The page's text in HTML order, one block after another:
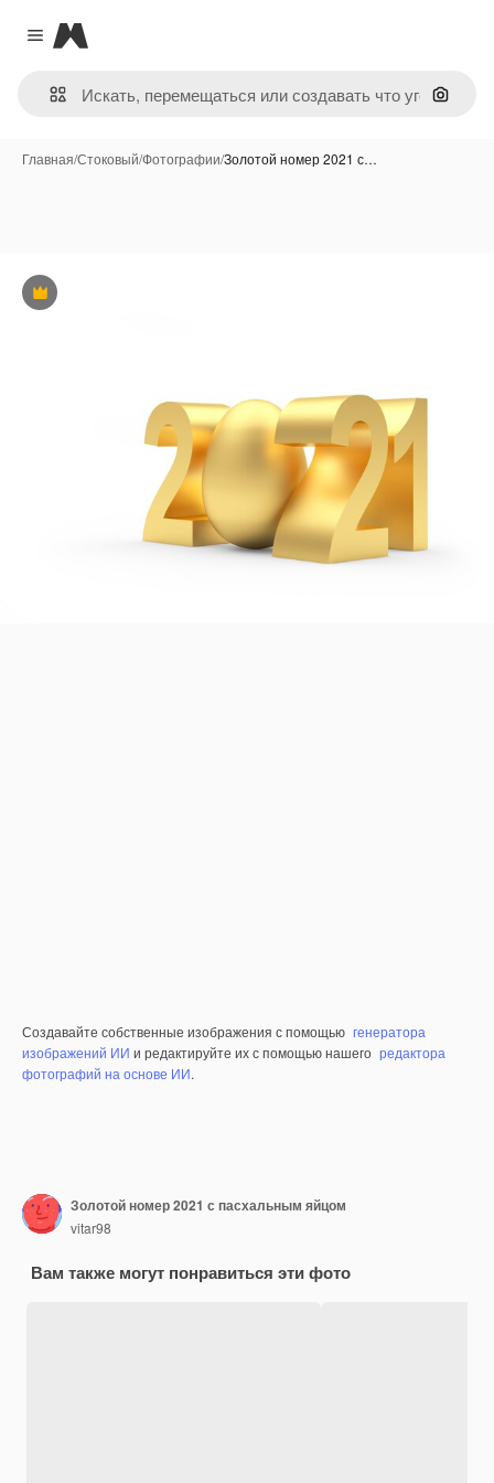
Close menu
Magnific
Поиск
Главная/Стоковый/Фотографии/Золотой номер 2021 с…
Премиум
Создавайте собственные изображения с помощью генератора
изображений ИИ и редактируйте их с помощью нашего редактора
фотографий на основе ИИ.
Золотой номер 2021 с пасхальным яйцом
vitar98
Вам также могут понравиться эти фото